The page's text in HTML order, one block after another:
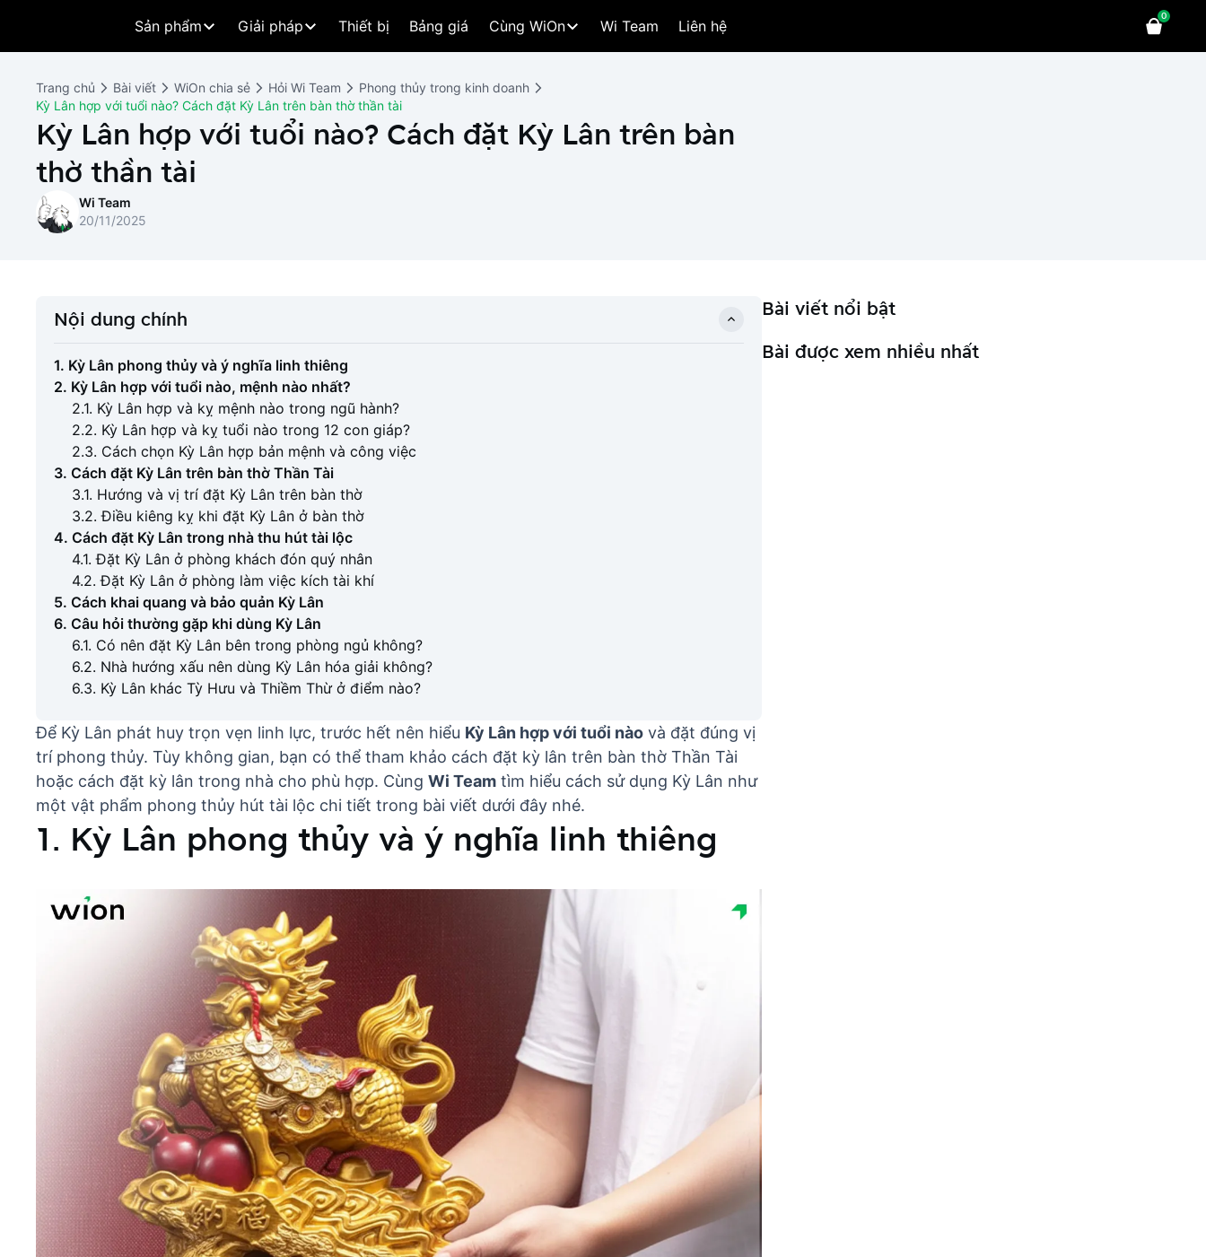
Sản phẩm Giải pháp Thiết bị Bảng giá Cùng WiOn Wi Team Liên hệ
0
Trang chủ Bài viết WiOn chia sẻ Hỏi Wi Team
Phong thủy trong kinh doanh
Kỳ Lân hợp với tuổi nào? Cách đặt Kỳ Lân trên bàn thờ thần tài
Kỳ Lân hợp với tuổi nào? Cách đặt Kỳ Lân trên bàn
thờ thần tài
Wi Team
20/11/2025
Nội dung chính
1. Kỳ Lân phong thủy và ý nghĩa linh thiêng
2. Kỳ Lân hợp với tuổi nào, mệnh nào nhất?
2.1. Kỳ Lân hợp và kỵ mệnh nào trong ngũ hành?
2.2. Kỳ Lân hợp và kỵ tuổi nào trong 12 con giáp?
2.3. Cách chọn Kỳ Lân hợp bản mệnh và công việc
3. Cách đặt Kỳ Lân trên bàn thờ Thần Tài
3.1. Hướng và vị trí đặt Kỳ Lân trên bàn thờ
3.2. Điều kiêng kỵ khi đặt Kỳ Lân ở bàn thờ
4. Cách đặt Kỳ Lân trong nhà thu hút tài lộc
4.1. Đặt Kỳ Lân ở phòng khách đón quý nhân
4.2. Đặt Kỳ Lân ở phòng làm việc kích tài khí
5. Cách khai quang và bảo quản Kỳ Lân
6. Câu hỏi thường gặp khi dùng Kỳ Lân
6.1. Có nên đặt Kỳ Lân bên trong phòng ngủ không?
6.2. Nhà hướng xấu nên dùng Kỳ Lân hóa giải không?
6.3. Kỳ Lân khác Tỳ Hưu và Thiềm Thừ ở điểm nào?
Để Kỳ Lân phát huy trọn vẹn linh lực, trước hết nên hiểu Kỳ Lân hợp với tuổi nào và đặt đúng vị
trí phong thủy. Tùy không gian, bạn có thể tham khảo cách đặt kỳ lân trên bàn thờ Thần Tài
hoặc cách đặt kỳ lân trong nhà cho phù hợp. Cùng Wi Team tìm hiểu cách sử dụng Kỳ Lân như
một vật phẩm phong thủy hút tài lộc chi tiết trong bài viết dưới đây nhé.
1. Kỳ Lân phong thủy và ý nghĩa linh thiêng
Bài viết nổi bật
Bài được xem nhiều nhất